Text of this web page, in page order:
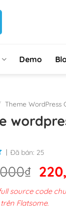
Demo
Theme WordPress
Đã bán: 25
₫ Giá
gốc
là:
source code
Flatsome.